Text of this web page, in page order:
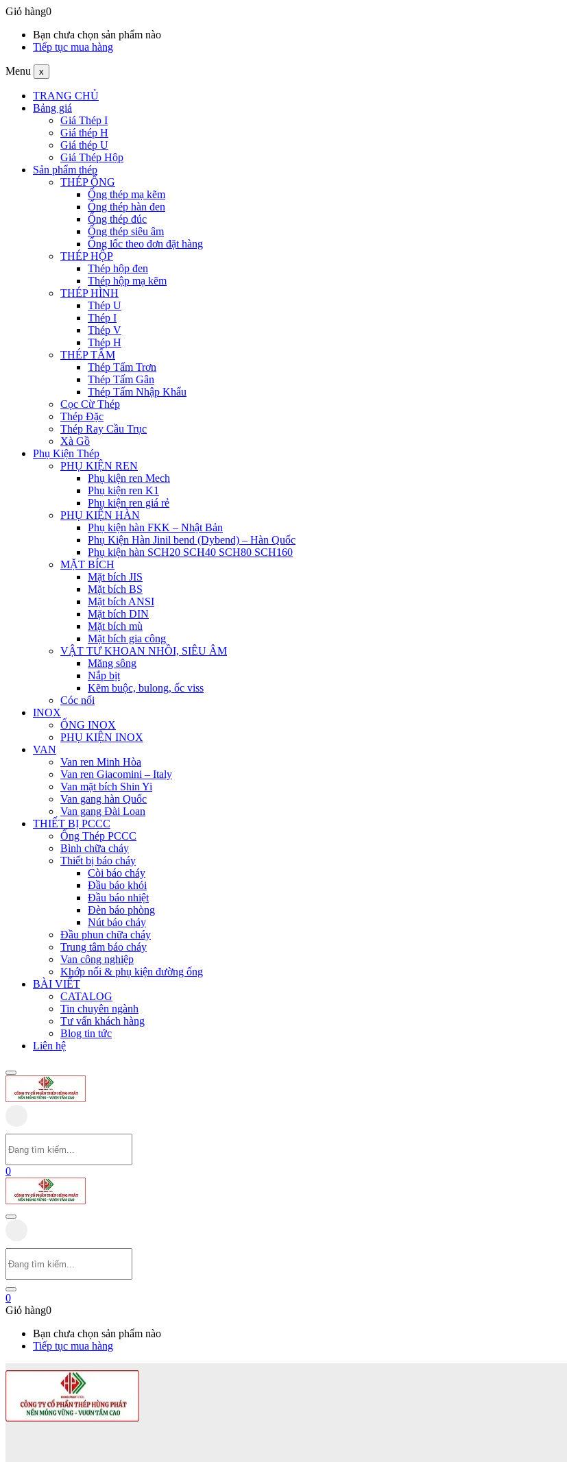
Giỏ hàng0
Bạn chưa chọn sản phẩm nào
Tiếp tục mua hàng
Menu x
TRANG CHỦ
Bảng giá
Giá Thép I
Giá thép H
Giá thép U
Giá Thép Hộp
Sản phẩm thép
THÉP ỐNG
Ống thép mạ kẽm
Ống thép hàn đen
Ống thép đúc
Ống thép siêu âm
Ống lốc theo đơn đặt hàng
THÉP HỘP
Thép hộp đen
Thép hộp mạ kẽm
THÉP HÌNH
Thép U
Thép I
Thép V
Thép H
THÉP TẤM
Thép Tấm Trơn
Thép Tấm Gân
Thép Tấm Nhập Khẩu
Cọc Cừ Thép
Thép Đặc
Thép Ray Cầu Trục
Xà Gồ
Phụ Kiện Thép
PHỤ KIỆN REN
Phụ kiện ren Mech
Phụ kiện ren K1
Phụ kiện ren giá rẻ
PHỤ KIỆN HÀN
Phụ kiện hàn FKK – Nhật Bản
Phụ Kiện Hàn Jinil bend (Dybend) – Hàn Quốc
Phụ kiện hàn SCH20 SCH40 SCH80 SCH160
MẶT BÍCH
Mặt bích JIS
Mặt bích BS
Mặt bích ANSI
Mặt bích DIN
Mặt bích mù
Mặt bích gia công
VẬT TƯ KHOAN NHỒI, SIÊU ÂM
Măng sông
Nắp bịt
Kẽm buộc, bulong, ốc viss
Cóc nối
INOX
ỐNG INOX
PHỤ KIỆN INOX
VAN
Van ren Minh Hòa
Van ren Giacomini – Italy
Van mặt bích Shin Yi
Van gang hàn Quốc
Van gang Đài Loan
THIẾT BỊ PCCC
Ống Thép PCCC
Bình chữa cháy
Thiết bị báo cháy
Còi báo cháy
Đầu báo khói
Đầu báo nhiệt
Đèn báo phòng
Nút báo cháy
Đầu phun chữa cháy
Trung tâm báo cháy
Van công nghiệp
Khớp nối & phụ kiện đường ống
BÀI VIẾT
CATALOG
Tin chuyên ngành
Tư vấn khách hàng
Blog tin tức
Liên hệ
0
0
Giỏ hàng0
Bạn chưa chọn sản phẩm nào
Tiếp tục mua hàng